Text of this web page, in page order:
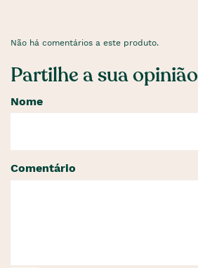
Não há comentários a este produto.
Partilhe a sua opinião
Nome
Comentário